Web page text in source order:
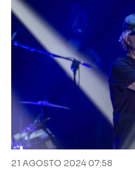
21 AGOSTO 2024 07:58